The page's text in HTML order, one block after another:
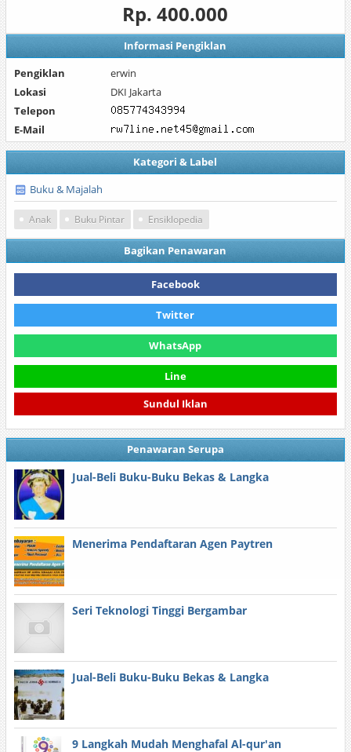
Rp. 400.000
Informasi Pengiklan
Pengiklan
erwin
Lokasi
DKI Jakarta
Telepon
E-Mail
Kategori & Label
Buku & Majalah
Anak Buku Pintar Ensiklopedia
Bagikan Penawaran
Facebook
Twitter
WhatsApp
Line
Sundul Iklan
Penawaran Serupa
Jual-Beli Buku-Buku Bekas & Langka
Menerima Pendaftaran Agen Paytren
Seri Teknologi Tinggi Bergambar
Jual-Beli Buku-Buku Bekas & Langka
9 Langkah Mudah Menghafal Al-qur'an